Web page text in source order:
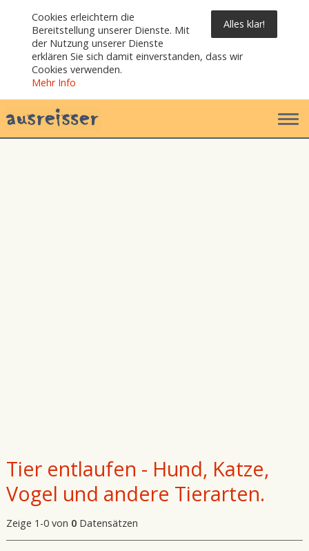
Alles klar!
Cookies erleichtern die
Bereitstellung unserer Dienste. Mit
der Nutzung unserer Dienste
erklären Sie sich damit einverstanden, dass wir
Cookies verwenden.
Mehr Info
Tier entlaufen - Hund, Katze,
Vogel und andere Tierarten.
Zeige 1-0 von 0Datensätzen